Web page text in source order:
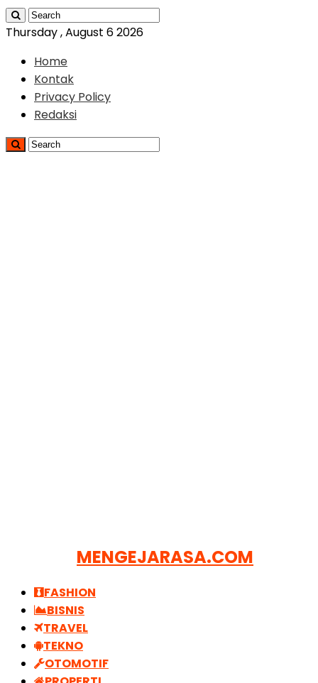
Thursday , August 6 2026
Home
Kontak
Privacy Policy
Redaksi
MENGEJARASA.COM
FASHION
BISNIS
TRAVEL
TEKNO
OTOMOTIF